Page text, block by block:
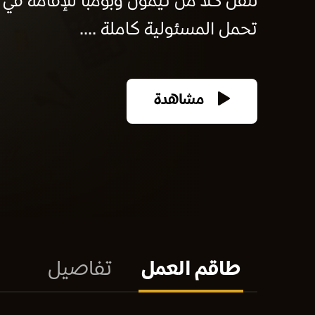
تحمل المسئولية كاملة ....
مشاهدة
طاقم العمل تفاصيل